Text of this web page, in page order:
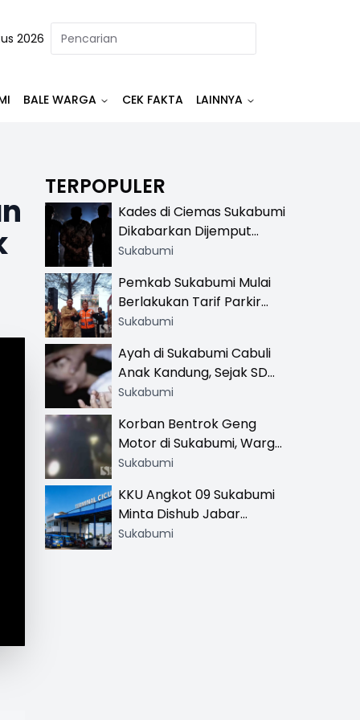
2026
BALE WARGA CEK FAKTA LAINNYA
TERPOPULER
Kades di Ciemas Sukabumi
Dikabarkan Dijemput
Satnarkoba, Polisi
Sukabumi
Pemkab Sukabumi Mulai
Berlakukan Tarif Parkir
Resmi di 13 Lokasi Wisata,
Khusus
Sukabumi
Ayah di Sukabumi Cabuli
Anak Kandung, Sejak SD
Hingga SMA
Sukabumi
Korban Bentrok Geng
Motor di Sukabumi, Warga
dan Sopir Tangki
Sukabumi
KKU Angkot 09 Sukabumi
Minta Dishub Jabar
Tertibkan Trayek Ciawi-
Sukabumi